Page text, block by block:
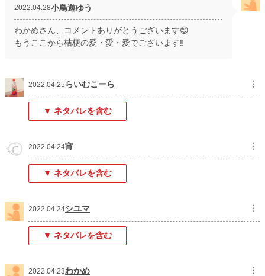
2022.04.28小鳥遊ゆう
わかめさん、コメントありがとうございます😊
もうここから桔梗の愛・愛・愛でございます‼️
2022.04.25 らいむこーら ︙
▼ ネタバレを含む
2022.04.24宵 ︙
▼ ネタバレを含む
2022.04.24シユマ ︙
▼ ネタバレを含む
2022.04.23わかめ ︙